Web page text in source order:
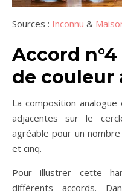
Sources : Inconnu &
Accord n°4
de couleur
La composition
adjacentes sur le
agréable pour un
et cinq.
Pour illustrer cette
différents accords.